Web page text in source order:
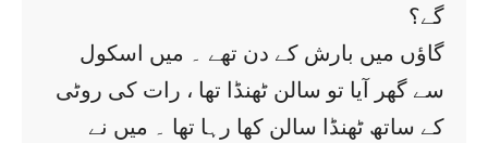
گے؟
گاؤں میں بارش کے دن تھے ۔ میں اسکول
سے گھر آیا تو سالن ٹھنڈا تھا ، رات کی روٹی
کے ساتھ ٹھنڈا سالن کھا رہا تھا ۔ میں نے